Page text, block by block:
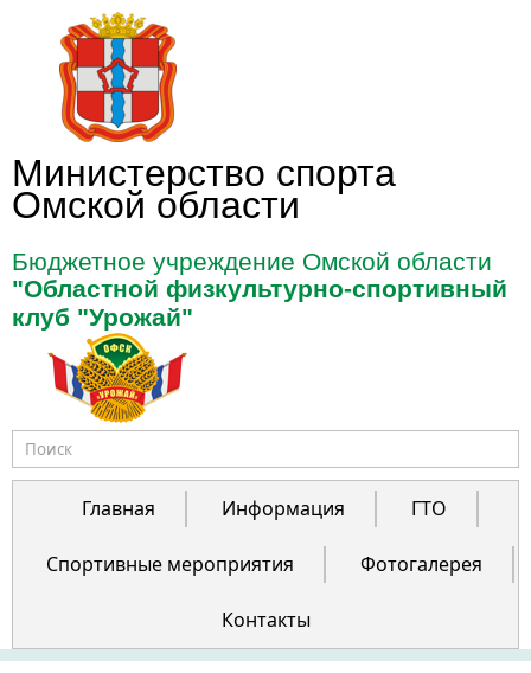
Перейти к основному содержанию
Министерство спорта
Омской области
Бюджетное учреждение Омской области
"Областной физкультурно-спортивный
клуб "Урожай"
Форма поиска
Главная
Информация ГТО
Спортивные мероприятия Фотогалерея
Контакты